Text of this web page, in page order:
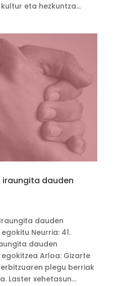
eta hezkuntza...
iraungita dauden
Iraungita dauden
Neurria: 41.
dauden
Arloa: Gizarte
plegu berriak
Laster xehetasun...